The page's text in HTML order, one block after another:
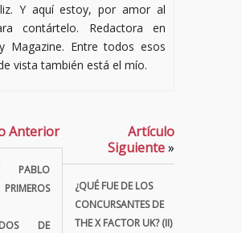
Y aquí estoy, por amor al
contártelo. Redactora en
Magazine. Entre todos esos
vista también está el mío.
Anterior
PABLO
DE
Artículo
Siguiente»
¿QUÉ FUE DE LOS
CONCURSANTES DE
THE X FACTOR UK? (II)